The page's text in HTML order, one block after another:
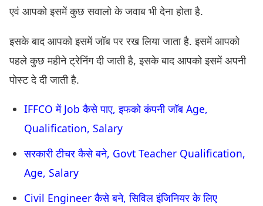
एवं आपको इसमें कुछ सवालो के जवाब भी देना होता है.
इसके बाद आपको इसमें जॉब पर रख लिया जाता है. इसमें आपको
पहले कुछ महीने ट्रेनिंग दी जाती है, इसके बाद आपको इसमें अपनी
पोस्ट दे दी जाती है.
IFFCO में Job कैसे पाए, इफको कंपनी जॉब Age,
Qualification, Salary
सरकारी टीचर कैसे बने, Govt Teacher Qualification,
Age, Salary
Civil Engineer कैसे बने, सिविल इंजिनियर के लिए